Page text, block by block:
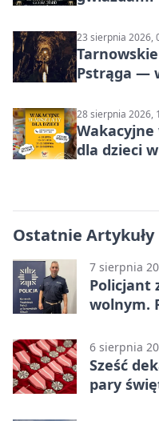
23 sierpnia 2026,
Pstrąga —
28 sierpnia 2026,
Wakacyjne
dla dzieci
Ostatnie Artykuły
7 sierpnia
Policjant
wolnym.
6 sierpnia
Sześć
pary